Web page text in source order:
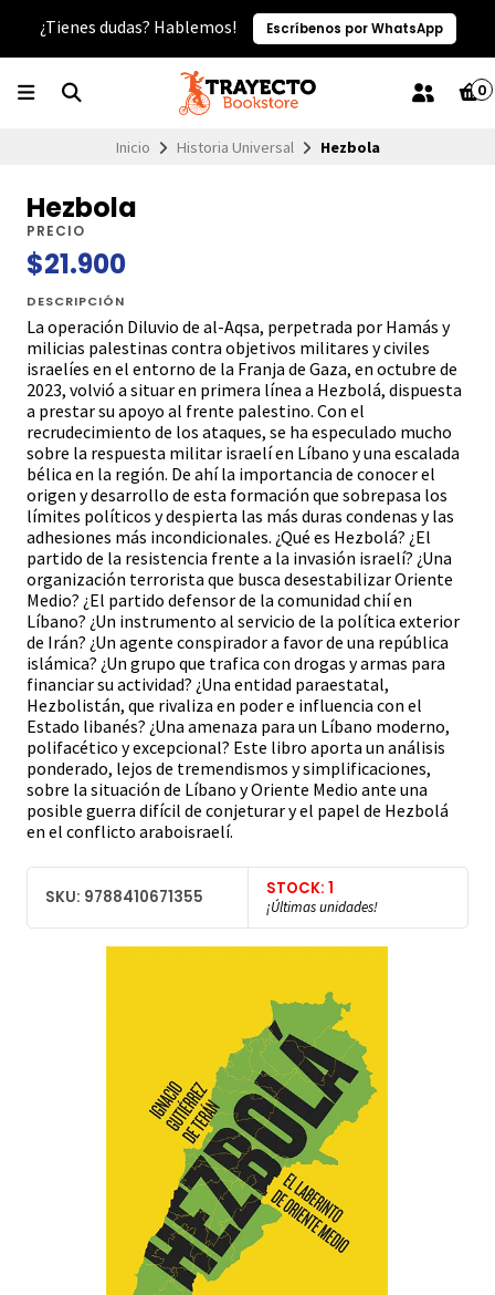
¿Tienes dudas? Hablemos! Escríbenos por WhatsApp
0
Inicio Historia Universal Hezbola
Hezbola
PRECIO
$21.900
DESCRIPCIÓN
La operación Diluvio de al-Aqsa, perpetrada por Hamás y
milicias palestinas contra objetivos militares y civiles
israelíes en el entorno de la Franja de Gaza, en octubre de
2023, volvió a situar en primera línea a Hezbolá, dispuesta
a prestar su apoyo al frente palestino. Con el
recrudecimiento de los ataques, se ha especulado mucho
sobre la respuesta militar israelí en Líbano y una escalada
bélica en la región. De ahí la importancia de conocer el
origen y desarrollo de esta formación que sobrepasa los
límites políticos y despierta las más duras condenas y las
adhesiones más incondicionales. ¿Qué es Hezbolá? ¿El
partido de la resistencia frente a la invasión israelí? ¿Una
organización terrorista que busca desestabilizar Oriente
Medio? ¿El partido defensor de la comunidad chií en
Líbano? ¿Un instrumento al servicio de la política exterior
de Irán? ¿Un agente conspirador a favor de una república
islámica? ¿Un grupo que trafica con drogas y armas para
financiar su actividad? ¿Una entidad paraestatal,
Hezbolistán, que rivaliza en poder e influencia con el
Estado libanés? ¿Una amenaza para un Líbano moderno,
polifacético y excepcional? Este libro aporta un análisis
ponderado, lejos de tremendismos y simplificaciones,
sobre la situación de Líbano y Oriente Medio ante una
posible guerra difícil de conjeturar y el papel de Hezbolá
en el conflicto araboisraelí.
SKU: 9788410671355 STOCK: 1
¡Últimas unidades!